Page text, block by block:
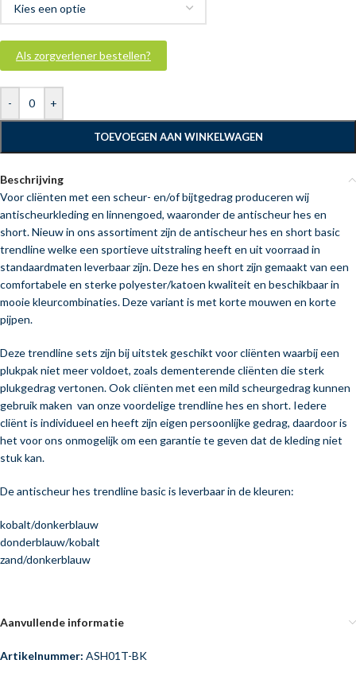
- +
TOEVOEGEN AAN WINKELWAGEN
Als zorgverlener bestellen?
Beschrijving
Voor cliënten met een scheur- en/of bijtgedrag produceren wij
antischeurkleding en linnengoed, waaronder de antischeur hes en
short. Nieuw in ons assortiment zijn de antischeur hes en short basic
trendline welke een sportieve uitstraling heeft en uit voorraad in
standaardmaten leverbaar zijn. Deze hes en short zijn gemaakt van een
comfortabele en sterke polyester/katoen kwaliteit en beschikbaar in
mooie kleurcombinaties. Deze variant is met korte mouwen en korte
pijpen.
Deze trendline sets zijn bij uitstek geschikt voor cliënten waarbij een
plukpak niet meer voldoet, zoals dementerende cliënten die sterk
plukgedrag vertonen. Ook cliënten met een mild scheurgedrag kunnen
gebruik maken van onze voordelige trendline hes en short. Iedere
cliënt is individueel en heeft zijn eigen persoonlijke gedrag, daardoor is
het voor ons onmogelijk om een garantie te geven dat de kleding niet
stuk kan.
De antischeur hes trendline basic is leverbaar in de kleuren:
kobalt/donkerblauw
donderblauw/kobalt
zand/donkerblauw
Aanvullende informatie
Artikelnummer: ASH01T-BK